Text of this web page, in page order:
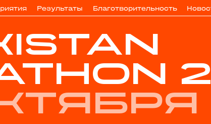
Результаты Благотворительность